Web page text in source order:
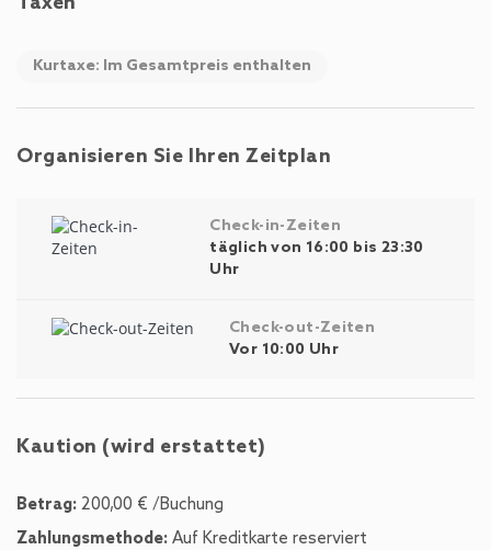
Kurtaxe: Im Gesamtpreis enthalten
Organisieren Sie Ihren Zeitplan
Check-in-Zeiten
täglich von 16:00 bis 23:30
Uhr
Check-out-Zeiten
Vor 10:00 Uhr
Kaution (wird erstattet)
Betrag: 200,00 € /Buchung
Zahlungsmethode: Auf Kreditkarte reserviert